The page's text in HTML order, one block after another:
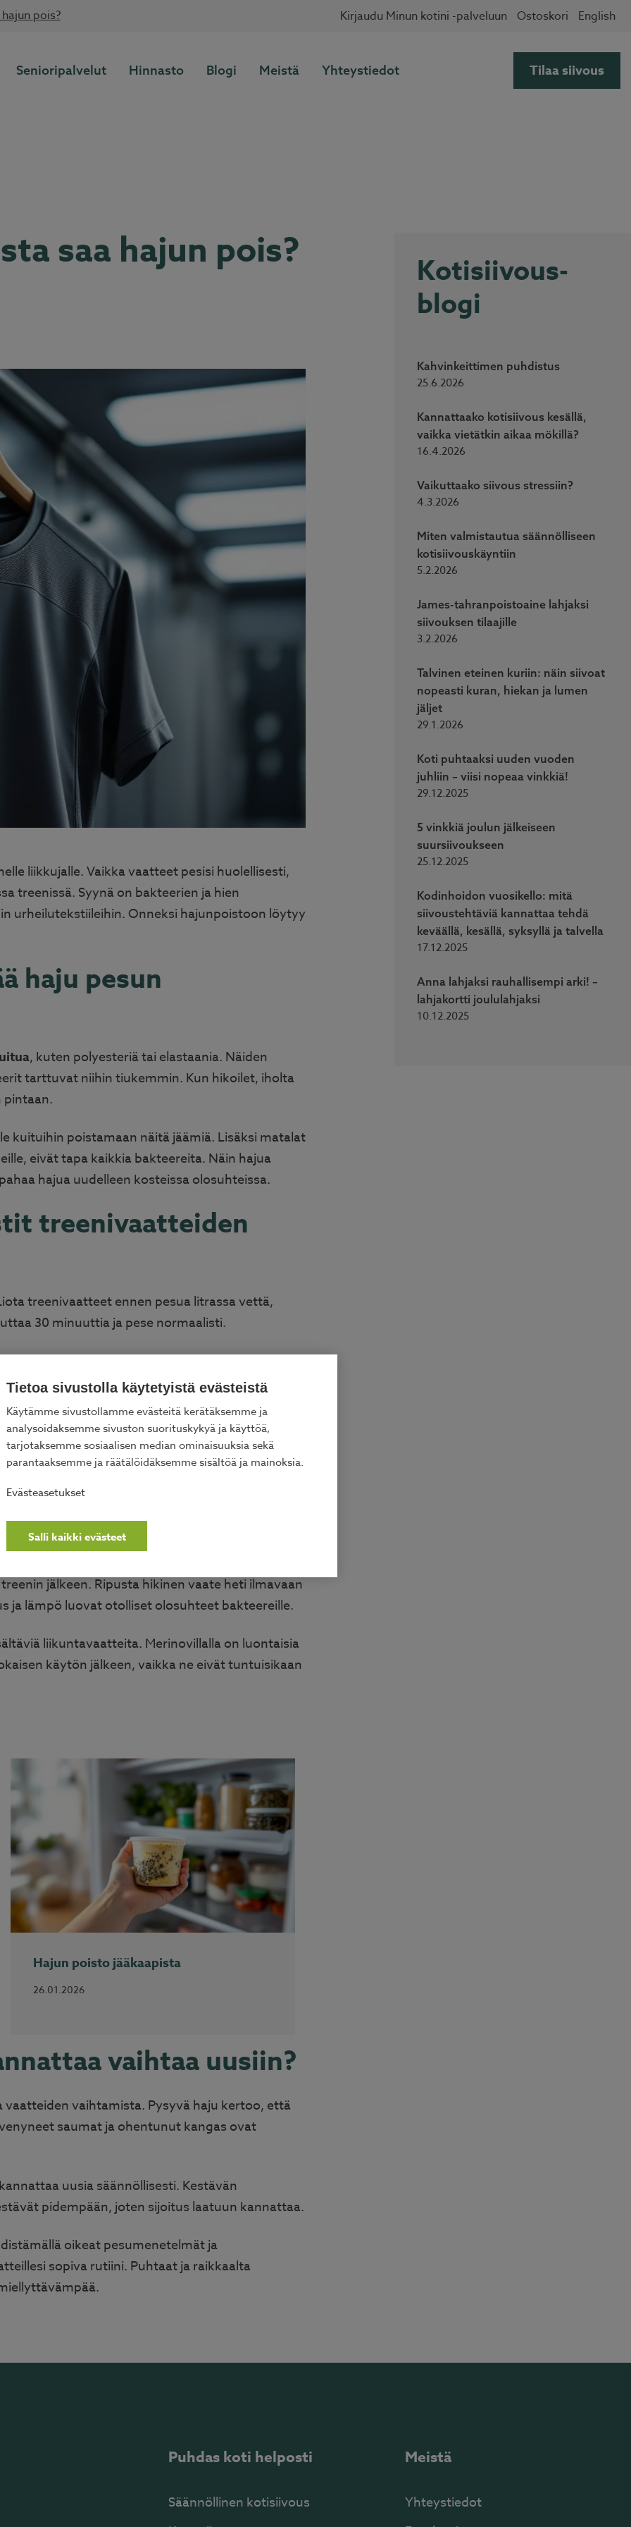
pois? Kirjaudu Minun kotini -palveluun Ostoskori English
Senioripalvelut Hinnasto Blogi Meistä Yhteystiedot Tilaa siivous
Kotitalousvähennys nyt 60 % ✖
saa hajun pois?
liikkujalle. Vaikka vaatteet pesisi huolellisesti,
treenissä. Syynä on bakteerien ja hien
urheilutekstiileihin. Onneksi hajunpoistoon löytyy
haju pesun
, kuten polyesteriä tai elastaania. Näiden
tarttuvat niihin tiukemmin. Kun hikoilet, iholta
pintaan.
kuituihin poistamaan näitä jäämiä. Lisäksi matalat
eivät tapa kaikkia bakteereita. Näin hajua
hajua uudelleen kosteissa olosuhteissa.
treenivaatteiden
treenivaatteet ennen pesua litrassa vettä,
30 minuuttia ja pese normaalisti.
ruokasoodaa pesuaineen joukkoon tai
ja litrasta vettä. Sitruunahappo toimii samalla
toisin mainita. Puuvillaiset treenivaatteet
treenin jälkeen. Ripusta hikinen vaate heti ilmavaan
ja lämpö luovat otolliset olosuhteet bakteereille.
liikuntavaatteita. Merinovillalla on luontaisia
käytön jälkeen, vaikka ne eivät tuntuisikaan
Hajun poisto jääkaapista
26.01.2026
vaihtaa uusiin?
vaatteiden vaihtamista. Pysyvä haju kertoo, että
saumat ja ohentunut kangas ovat
uusia säännöllisesti. Kestävän
pidempään, joten sijoitus laatuun kannattaa.
oikeat pesumenetelmät ja
sopiva rutiini. Puhtaat ja raikkaalta
Kotisiivous-
blogi
Kahvinkeittimen puhdistus
25.6.2026
Kannattaako kotisiivous kesällä,
vaikka vietätkin aikaa mökillä?
16.4.2026
Vaikuttaako siivous stressiin?
4.3.2026
Miten valmistautua säännölliseen
kotisiivouskäyntiin
5.2.2026
James-tahranpoistoaine lahjaksi
siivouksen tilaajille
3.2.2026
Talvinen eteinen kuriin: näin siivoat
nopeasti kuran, hiekan ja lumen
jäljet
29.1.2026
Koti puhtaaksi uuden vuoden
juhliin – viisi nopeaa vinkkiä!
29.12.2025
5 vinkkiä joulun jälkeiseen
suursiivoukseen
25.12.2025
Kodinhoidon vuosikello: mitä
siivoustehtäviä kannattaa tehdä
keväällä, kesällä, syksyllä ja talvella
17.12.2025
Anna lahjaksi rauhallisempi arki! –
lahjakortti joululahjaksi
10.12.2025
Puhdas koti helposti
Säännöllinen kotisiivous
Meistä
Yhteystiedot
Tietoa sivustolla käytetyistä evästeistä
Käytämme sivustollamme evästeitä kerätäksemme ja
analysoidaksemme sivuston suorituskykyä ja käyttöä,
tarjotaksemme sosiaalisen median ominaisuuksia sekä
parantaaksemme ja räätälöidäksemme sisältöä ja mainoksia.
Evästeasetukset
Salli kaikki evästeet